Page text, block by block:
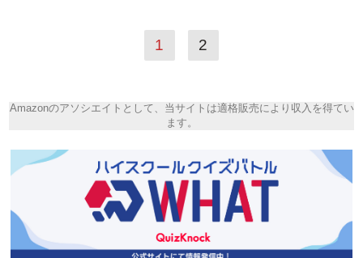
1 2
Amazonのアソシエイトとして、当サイトは適格販売により収入を得てい
ます。